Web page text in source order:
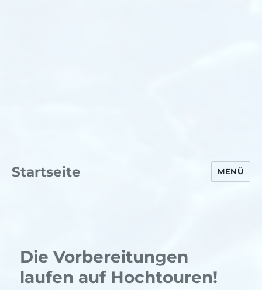
Startseite MENÜ
Die Vorbereitungen
laufen auf Hochtouren!